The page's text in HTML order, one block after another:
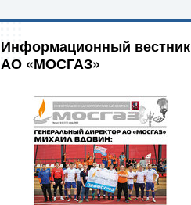
Информационный вестник
АО «МОСГАЗ»